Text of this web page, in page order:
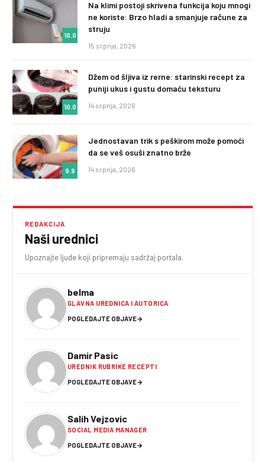
10.0
Na klimi postoji skrivena funkcija koju mnogi
ne koriste: Brzo hladi a smanjuje račune za
struju
15 srpnja, 2026
10.0
Džem od šljiva iz rerne: starinski recept za
puniji ukus i gustu domaću teksturu
14 srpnja, 2026
9.9
Jednostavan trik s peškirom može pomoći
da se veš osuši znatno brže
14 srpnja, 2026
REDAKCIJA
Naši urednici
Upoznajte ljude koji pripremaju sadržaj portala.
belma
GLAVNA UREDNICA I AUTORICA
POGLEDAJTE OBJAVE→
Damir Pasic
UREDNIK RUBRIKE RECEPTI
POGLEDAJTE OBJAVE→
Salih Vejzovic
SOCIAL MEDIA MANAGER
POGLEDAJTE OBJAVE→